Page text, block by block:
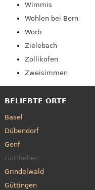
Wimmis
Wohlen bei Bern
Worb
Zielebach
Zollikofen
Zweisimmen
BELIEBTE ORTE
Basel
Dübendorf
Genf
Gottlieben
Grindelwald
Güttingen